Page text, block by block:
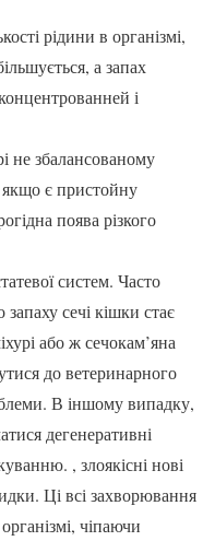
рідини в організмі,
а запах
і
не збалансованому
є пристойну
поява різкого
систем. Часто
сечі кішки стає
або ж сечокам’яна
до ветеринарного
В іншому випадку,
дегенеративні
, злоякісні нові
Ці всі захворювання
чіпаючи